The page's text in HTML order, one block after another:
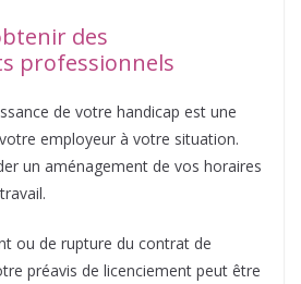
des
professionnels
de votre handicap est une
employeur à votre situation.
un aménagement de vos horaires
ou de rupture du contrat de
préavis de licenciement peut être